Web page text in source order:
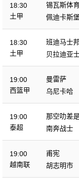
18:30
土甲
锡瓦斯体
佩迪卡斯堡
18:30
土甲
班迪马士
贝拉迪亚
19:00
西篮甲
曼雷萨
乌尼卡哈
19:00
泰超
那空叻差
南奔战士
19:00
越南联
甫宪
胡志明市